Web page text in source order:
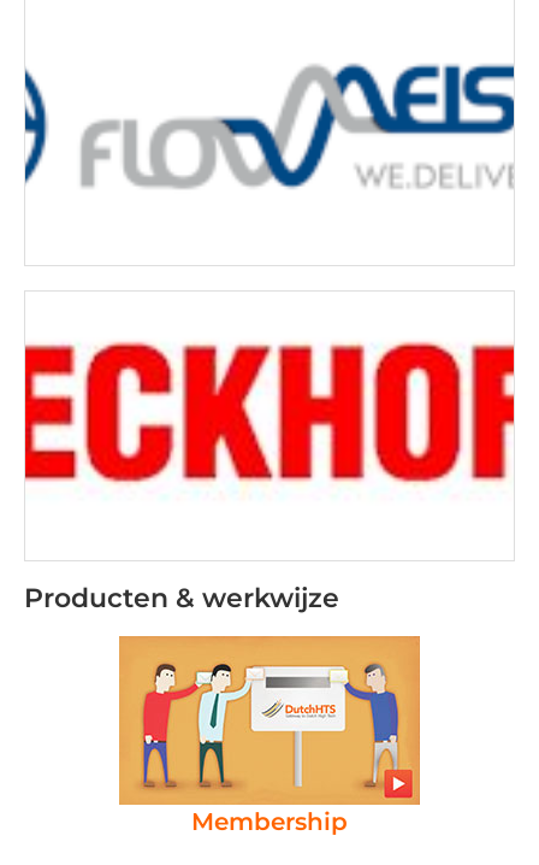
Producten & werkwijze
Membership